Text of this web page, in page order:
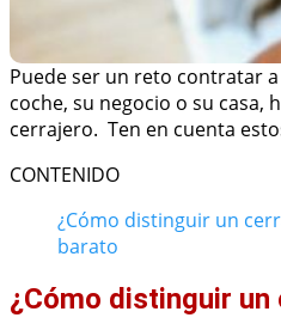
Puede ser un reto contratar
coche, su negocio o su casa,
cerrajero. Ten en cuenta
CONTENIDO
¿Cómo distinguir un
barato
¿Cómo distinguir